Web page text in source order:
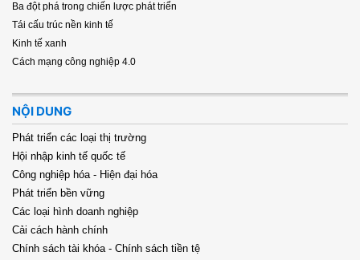
Ba đột phá trong chiến lược phát triển
Tái cấu trúc nền kinh tế
Kinh tế xanh
Cách mạng công nghiệp 4.0
NỘI DUNG
Phát triển các loại thị trường
Hội nhập kinh tế quốc tế
Công nghiệp hóa - Hiện đại hóa
Phát triển bền vững
Các loại hình doanh nghiệp
Cải cách hành chính
Chính sách tài khóa - Chính sách tiền tệ